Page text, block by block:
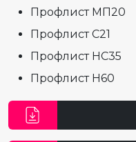
Профлист МП20
Профлист С21
Профлист НС35
Профлист Н60